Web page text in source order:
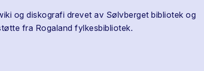
og diskografi drevet av Sølvberget bibliotek og
fra Rogaland fylkesbibliotek.